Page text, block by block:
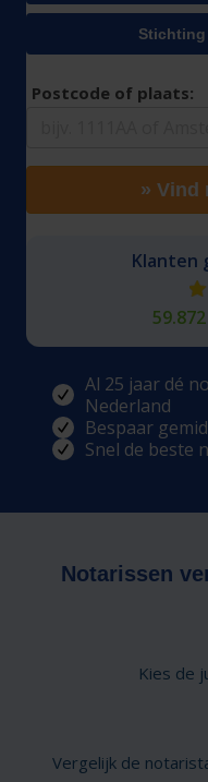
Postcode of plaats:
» Vind
Klanten
Al 25 jaar dé
Nederland
Bespaar
Snel de beste
Notarissen
Kies de
Vergelijk de